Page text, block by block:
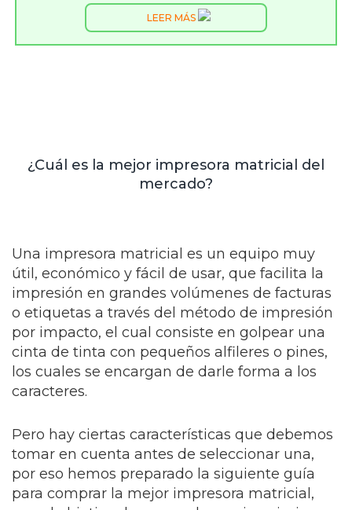
LEER MÁS
¿Cuál es la mejor impresora matricial del
mercado?
Una impresora matricial es un equipo muy
útil, económico y fácil de usar, que facilita la
impresión en grandes volúmenes de facturas
o etiquetas a través del método de impresión
por impacto, el cual consiste en golpear una
cinta de tinta con pequeños alfileres o pines,
los cuales se encargan de darle forma a los
caracteres.
Pero hay ciertas características que debemos
tomar en cuenta antes de seleccionar una,
por eso hemos preparado la siguiente guía
para comprar la mejor impresora matricial,